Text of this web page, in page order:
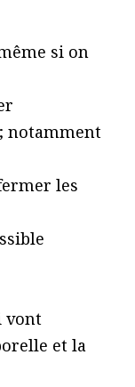
si on
notamment
les
vont
et la